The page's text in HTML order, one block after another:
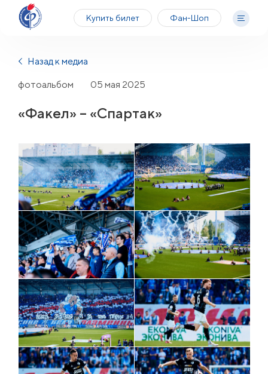
Купить билет Фан-Шоп
Назад к медиа
фотоальбом 05 мая 2025
«Факел» – «Спартак»